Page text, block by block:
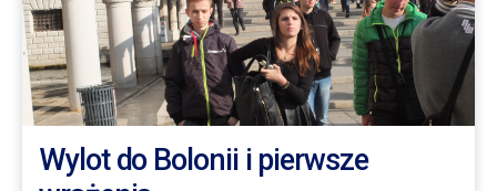
Wylot do Bolonii i pierwsze